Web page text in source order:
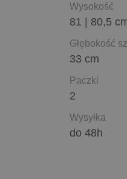
Wysokość
81 | 80,5
Głębokość
33 cm
Paczki
2
Wysyłka
do 48h